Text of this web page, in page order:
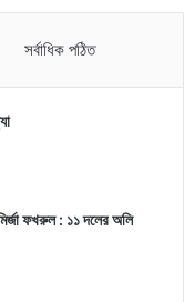
সর্বাধিক পঠিত
মির্জা ফখরুল : ১১ দলের অলি